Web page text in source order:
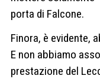
porta di Falcone.
Finora, è evidente,
E non abbiamo
prestazione del